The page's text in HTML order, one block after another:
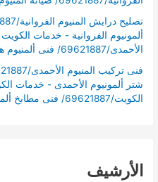
ألمونيوم الفروانية - خدمات الكويت
الأحمدى/69621887/ فنى ألمنيوم هندى/ تصليح شتر ألمونيوم الأحمدى
شتر ألمونيوم الأحمدى - خدمات
الكويت/69621887/ فنى مطابخ ألمنيوم / فنى المنيوم الكويت
الأرشيف